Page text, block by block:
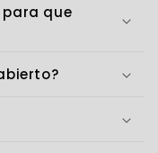
para que